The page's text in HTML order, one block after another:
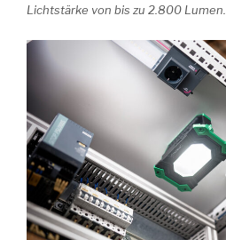
Lichtstärke von bis zu 2.800 Lumen.